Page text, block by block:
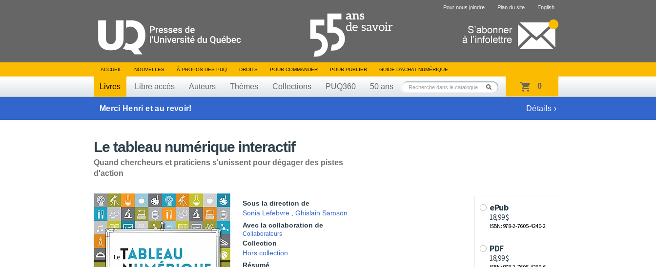
Pour nous joindre Plan du site English
ACCUEIL NOUVELLES À PROPOS DES PUQ DROITS POUR COMMANDER POUR PUBLIER GUIDE D’ACHAT NUMÉRIQUE
Livres Libre accès Auteurs Thèmes Collections PUQ360 50 ans 0
Merci Henri et au revoir! Détails ›
Le tableau numérique interactif
Quand chercheurs et praticiens s'unissent pour dégager des pistes
d'action
Sous la direction de
Sonia Lefebvre
Ghislain Samson
Avec la collaboration de
Collaborateurs
Collection
Hors collection
Résumé